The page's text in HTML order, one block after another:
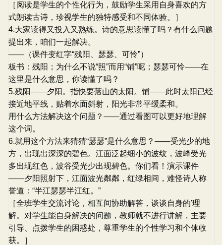
［阅读是学生的个性化行为，鼓励学生采用自身喜欢的方
式朗读古诗，珍视学生的独特感受和不同体验。］
4.大家读得又投入又熟练。诗的意思读懂了吗？有什么问题
提出来，咱们一起解决。
――（课件变红字“残阳、瑟瑟、可怜”）
板书：残阳；为什么不说“照”而用“铺”呢；瑟瑟可怜――在
这里是什么意思，你读懂了吗？
5.残阳――夕阳。指快要落山的太阳。铺――此时太阳已经
接近地平线，贴着水面斜射，阳光非常平缓柔和。
用什么方法解决这个问题？――通过看图可以更好地理解
这个词。
6.就用这个方法来猜猜“瑟瑟”是什么意思？――受光少的地
方，出现出深深的碧色。江面泛起细小的波纹，波峰受光
多出现红色，波谷受光少出现碧色。你们看！演示课件
――夕阳照射下，江面波光粼粼，红绿相间，难怪诗人称
誉道：“半江瑟瑟半江红。”
［全班学生交流讨论，相互间协助解答，谈谈自身的'理
解。对学生能自身解决的问题，教师就不进行讲解，主要
引导、点拨学生的困惑处，尊重学生的个性学习和个体收
获。］